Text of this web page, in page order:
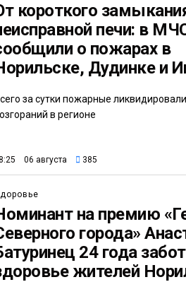
короткого
печи: в
о пожарах в
Дудинке и
за сутки пожарные
в регионе
06 августа 385
на премию
города»
24 года
жителей